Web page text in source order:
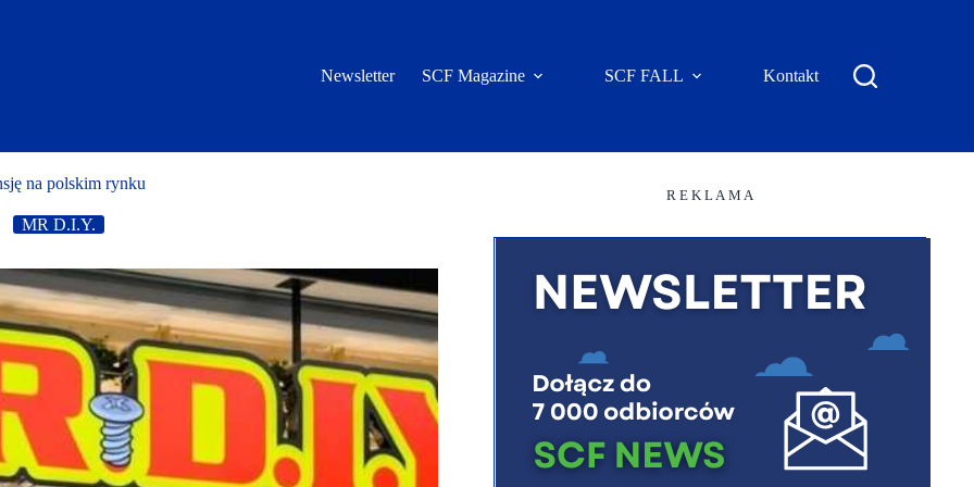
Newsletter SCF Magazine SCF FALL Kontakt
na polskim rynku
MR D.I.Y.
R E K L A M A